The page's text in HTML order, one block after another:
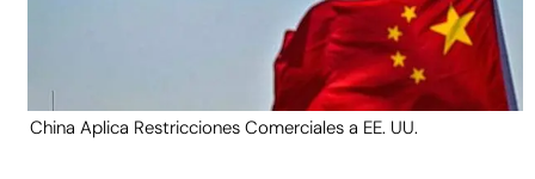
China Aplica Restricciones Comerciales a EE. UU.